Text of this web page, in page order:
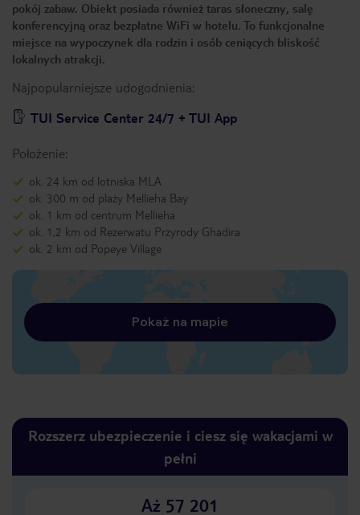
pokój zabaw. Obiekt posiada również taras słoneczny, salę
konferencyjną oraz bezpłatne WiFi w hotelu. To funkcjonalne
miejsce na wypoczynek dla rodzin i osób ceniących bliskość
lokalnych atrakcji.
Najpopularniejsze udogodnienia:
TUI Service Center 24/7 + TUI App
Położenie:
ok. 24 km od lotniska MLA
ok. 300 m od plaży Mellieha Bay
ok. 1 km od centrum Mellieha
ok. 1,2 km od Rezerwatu Przyrody Ghadira
ok. 2 km od Popeye Village
Pokaż na mapie
Rozszerz ubezpieczenie i ciesz się wakacjami w
pełni
Aż 57 201